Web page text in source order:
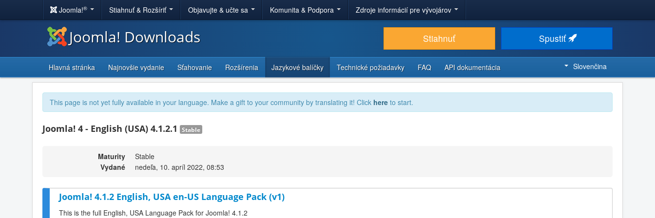
Joomla!® Stiahnuť & Rozšíriť Objavujte & učte sa Komunita & Podpora Zdroje informácií pre vývojárov
Joomla! Downloads Stiahnuť Spustiť
Hlavná stránka Najnovšie vydanie Sťahovanie Rozšírenia Jazykové balíčky Technické požiadavky FAQ API dokumentácia Slovenčina
This page is not yet fully available in your language. Make a gift to your community by translating it! Click here to start.
Joomla! 4 - English (USA) 4.1.2.1 Stable
Maturity
Stable
Vydané
nedeľa, 10. apríl 2022, 08:53
Joomla! 4.1.2 English, USA en-US Language Pack (v1)
This is the full English, USA Language Pack for Joomla! 4.1.2